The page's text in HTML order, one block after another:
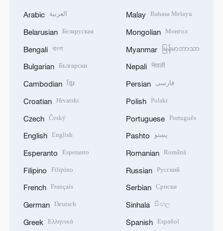
Arabic العربية
Belarusian Беларуская
Bengali বাংলা
Bulgarian Български
Cambodian ខ្មែរ
Croatian Hrvatski
Czech Český
English English
Esperanto Esperanto
Filipino Filipino
French Français
German Deutsch
Greek Ελληνικά
Malay Bahasa Melayu
Mongolian Монгол
Myanmar မြန်မာဘာသာ
Nepali नेपाली
Persian فارسی
Polish Polski
Portuguese Português
Pashto پښتو
Romanian Română
Russian Русский
Serbian Српски
Sinhala සිංහල
Spanish Español